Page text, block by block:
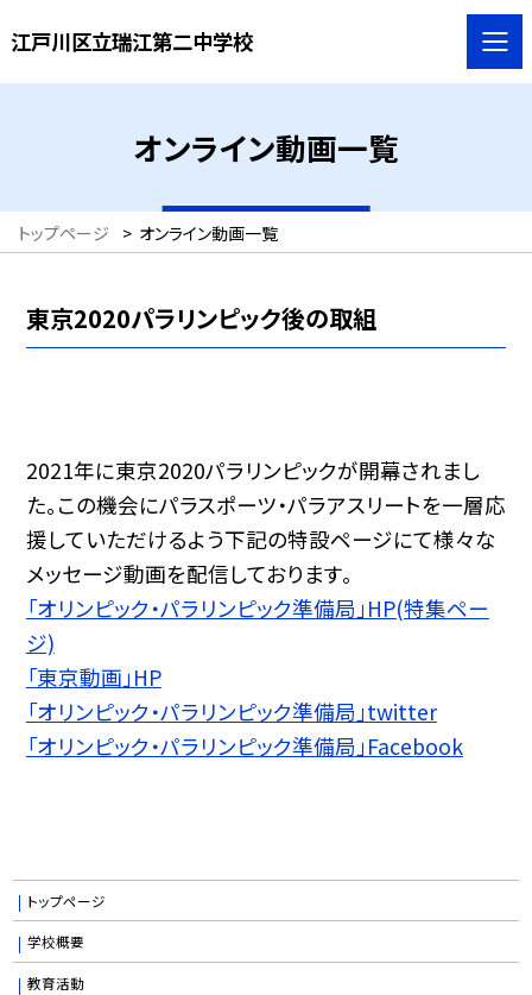
江戸川区立瑞江第二中学校
オンライン動画一覧
トップページ > オンライン動画一覧
東京2020パラリンピック後の取組
2021年に東京2020パラリンピックが開幕されまし
た。この機会にパラスポーツ・パラアスリートを一層応
援していただけるよう下記の特設ページにて様々な
メッセージ動画を配信しております。
「オリンピック・パラリンピック準備局」HP(特集ペー
ジ)
「東京動画」HP
「オリンピック・パラリンピック準備局」twitter
「オリンピック・パラリンピック準備局」Facebook
トップページ
学校概要
教育活動